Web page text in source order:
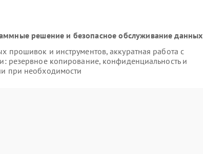
решение и безопасное обслуживание данных
прошивок и инструментов, аккуратная работа с
резервное копирование, конфиденциальность и
при необходимости